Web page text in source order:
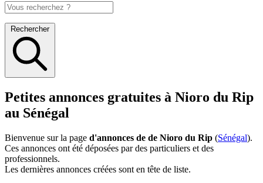
Rechercher
Petites annonces gratuites à Nioro du Rip
au Sénégal
Bienvenue sur la page d'annonces de de Nioro du Rip (Sénégal).
Ces annonces ont été déposées par des particuliers et des
professionnels.
Les dernières annonces créées sont en tête de liste.